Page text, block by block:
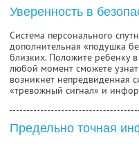
Уверенность в
Система персонального
дополнительная «подушка
близких. Положите ребенку
любой момент сможете
возникнет непредвиденная
«тревожный сигнал» и
Предельно точная